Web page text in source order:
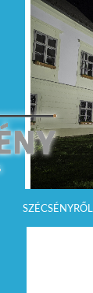
SZÉCSÉNYRŐL